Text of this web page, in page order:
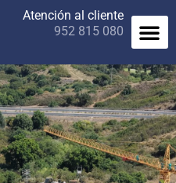
Atención al cliente
952 815 080